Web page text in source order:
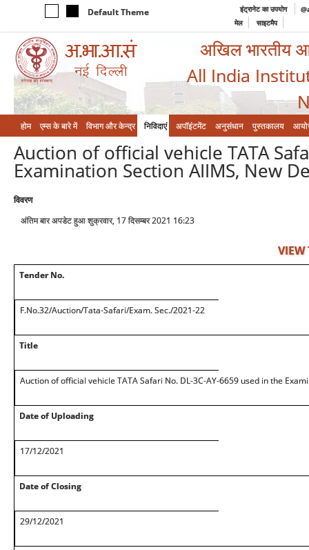
Default Theme इंट्रानेट का उपयोग
मेल
साइटमैप
अखिल भारतीय
All India
होम एम्‍स के बारे में विभाग और केन्‍द्र निविदाएं अपॉइंटमेंट अनुसंधान पुस्तकालय
Auction of official vehicle TATA
Examination Section AIIMS, New
विवरण
अंतिम बार अपडेट हुआ शुक्रवार, 17 दिसम्बर 2021 16:23
VIEW
Tender No.
F.No.32/Auction/Tata-Safari/Exam. Sec./2021-22
Title
Auction of official vehicle TATA Safari No. DL-3C-AY-6659 used in the
Date of Uploading
17/12/2021
Date of Closing
29/12/2021